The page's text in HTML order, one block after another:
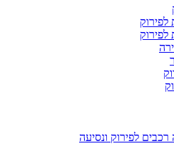
לפירוק
לפירוק
רכבים לפירוק ונסיעה